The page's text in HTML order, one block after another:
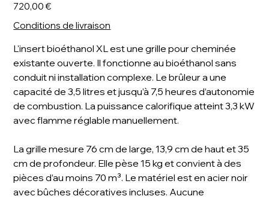
Prix
720,00 €
Conditions de livraison
L'insert bioéthanol XL est une grille pour cheminée
existante ouverte. Il fonctionne au bioéthanol sans
conduit ni installation complexe. Le brûleur a une
capacité de 3,5 litres et jusqu’à 7,5 heures d’autonomie
de combustion. La puissance calorifique atteint 3,3 kW
avec flamme réglable manuellement.
La grille mesure 76 cm de large, 13,9 cm de haut et 35
cm de profondeur. Elle pèse 15 kg et convient à des
pièces d’au moins 70 m³. Le matériel est en acier noir
avec bûches décoratives incluses. Aucune